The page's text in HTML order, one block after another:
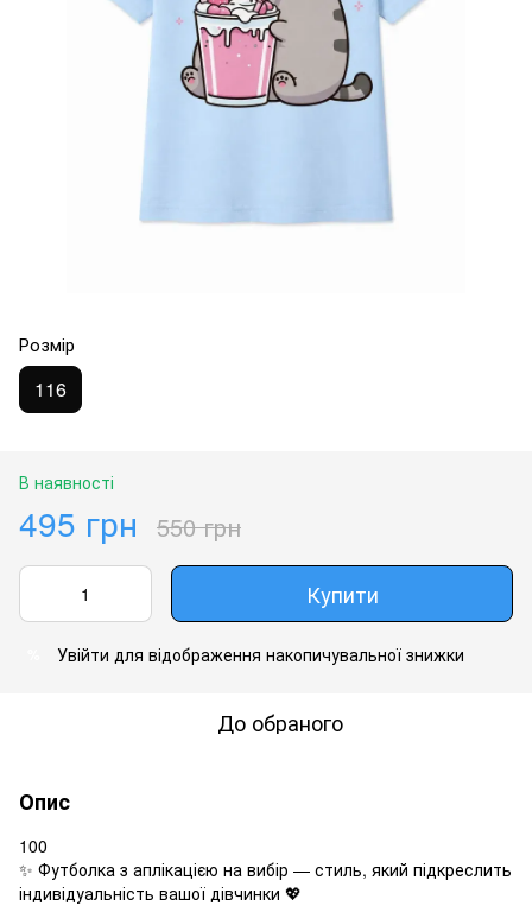
Розмір
116
В наявності
495 грн 550 грн
Купити
Увійти для відображення накопичувальної знижки
До обраного
Опис
100
✨ Футболка з аплікацією на вибір — стиль, який підкреслить
індивідуальність вашої дівчинки 💖